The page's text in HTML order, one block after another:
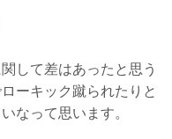
して差はあったと思う
ーキック蹴られたりと
なって思います。